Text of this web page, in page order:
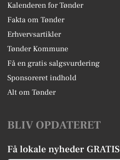
Kalenderen for Tønder
Fakta om Tønder
Erhvervsartikler
Tønder Kommune
Få en gratis salgsvurdering
Sponsoreret indhold
Alt om Tønder
BLIV OPDATERET
Få lokale nyheder GRATIS